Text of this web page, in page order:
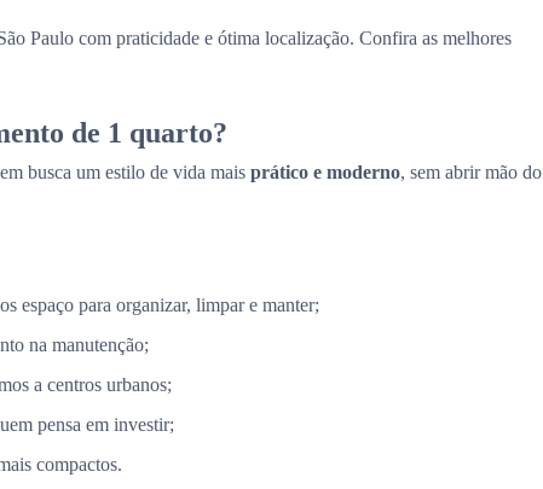
Paulo com praticidade e ótima localização. Confira as melhores
de 1 quarto?
busca um estilo de vida mais prático e moderno, sem abrir mão do
espaço para organizar, limpar e manter;
na manutenção;
a centros urbanos;
pensa em investir;
compactos.